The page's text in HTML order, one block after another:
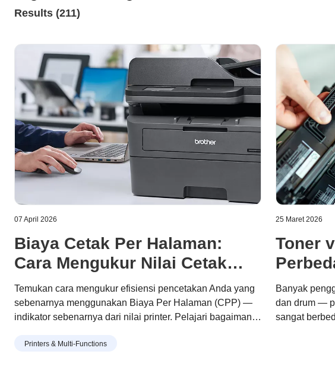
Results (211)
07 April 2026
Biaya Cetak Per Halaman:
Cara Mengukur Nilai Cetak
yang Sesungguhnya
Temukan cara mengukur efisiensi pencetakan Anda yang
sebenarnya menggunakan Biaya Per Halaman (CPP) —
indikator sebenarnya dari nilai printer. Pelajari bagaimana
mencetak lebih banyak dengan biaya lebih rendah, limbah
Printers & Multi-Functions
25 Maret 2026
Toner
Brother
Banyak
dan drum —
sangat